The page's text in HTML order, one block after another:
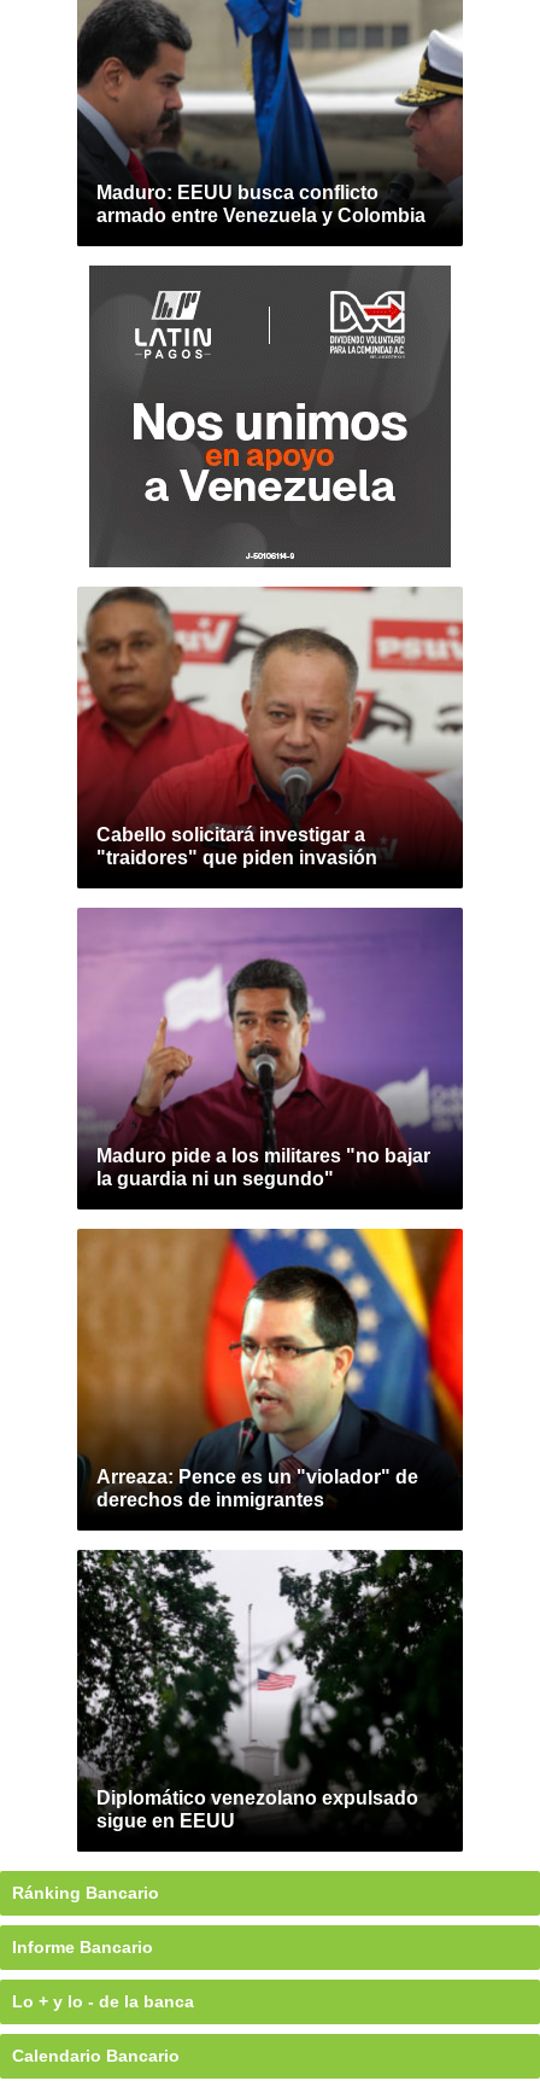
Maduro: EEUU busca conflicto
armado entre Venezuela y Colombia
Cabello solicitará investigar a
"traidores" que piden invasión
Maduro pide a los militares "no bajar
la guardia ni un segundo"
Arreaza: Pence es un "violador" de
derechos de inmigrantes
Diplomático venezolano expulsado
sigue en EEUU
Ránking Bancario
Informe Bancario
Lo + y lo - de la banca
Calendario Bancario